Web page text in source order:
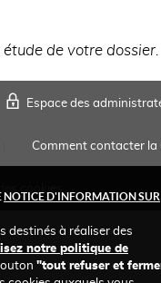
de votre
Espace des
Comment contacter la
NOTICE D'INFORMATION SUR
destinés à réaliser des
notre politique de
"tout refuser et